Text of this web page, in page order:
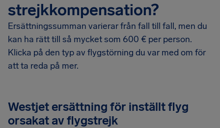
strejkkompensation?
Ersättningssumman varierar från fall till fall, men du
kan ha rätt till så mycket som 600 € per person.
Klicka på den typ av flygstörning du var med om för
att ta reda på mer.
Westjet ersättning för inställt flyg
orsakat av flygstrejk